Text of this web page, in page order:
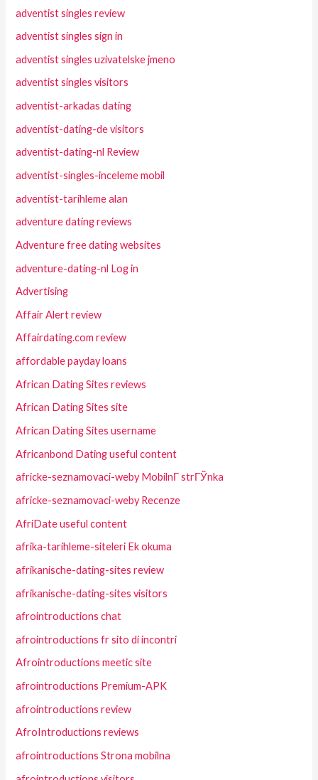
adventist singles review
adventist singles sign in
adventist singles uzivatelske jmeno
adventist singles visitors
adventist-arkadas dating
adventist-dating-de visitors
adventist-dating-nl Review
adventist-singles-inceleme mobil
adventist-tarihleme alan
adventure dating reviews
Adventure free dating websites
adventure-dating-nl Log in
Advertising
Affair Alert review
Affairdating.com review
affordable payday loans
African Dating Sites reviews
African Dating Sites site
African Dating Sites username
Africanbond Dating useful content
africke-seznamovaci-weby MobilnГ­ strГЎnka
africke-seznamovaci-weby Recenze
AfriDate useful content
afrika-tarihleme-siteleri Ek okuma
afrikanische-dating-sites review
afrikanische-dating-sites visitors
afrointroductions chat
afrointroductions fr sito di incontri
Afrointroductions meetic site
afrointroductions Premium-APK
afrointroductions review
AfroIntroductions reviews
afrointroductions Strona mobilna